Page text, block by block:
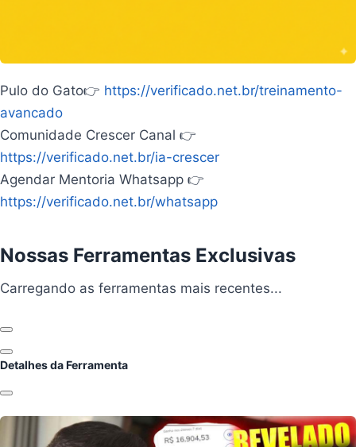
Pulo do Gato👉 https://verificado.net.br/treinamento-
avancado
Comunidade Crescer Canal 👉
https://verificado.net.br/ia-crescer
Agendar Mentoria Whatsapp 👉
https://verificado.net.br/whatsapp
Nossas Ferramentas Exclusivas
Carregando ferramentas...
Carregando as ferramentas mais recentes...
Anterior
Próximo
Detalhes da Ferramenta